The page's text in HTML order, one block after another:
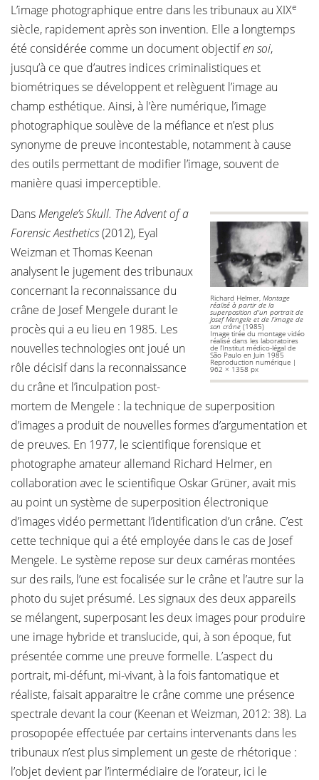
L’image photographique entre dans les tribunaux au XIXe
siècle, rapidement après son invention. Elle a longtemps
été considérée comme un document objectifen soi,
jusqu’à ce que d’autres indices criminalistiques et
biométriques se développent et relèguent l’image au
champ esthétique. Ainsi, à l’ère numérique, l’image
photographique soulève de la méfiance et n’est plus
synonyme de preuve incontestable, notamment à cause
des outils permettant de modifier l’image, souvent de
manière quasi imperceptible.
Richard Helmer,Montage
réalisé à partir de la
superposition d'un portrait de
Josef Mengele et de l'image de
son crâne(1985)
Image tirée du montage vidéo
réalisé dans les laboratoires
de l’Institut médico-légal de
São Paulo en Juin 1985
Reproduction numérique |
962 × 1358 px
Dans Mengele’s Skull. The Advent of a
Forensic Aesthetics(2012), Eyal
Weizman et Thomas Keenan
analysent le jugement des tribunaux
concernant la reconnaissance du
crâne de Josef Mengele durant le
procès qui a eu lieu en 1985. Les
nouvelles technologies ont joué un
rôle décisif dans la reconnaissance
du crâne et l’inculpation post-
mortem de Mengele : la technique de superposition
d’images a produit de nouvelles formes d’argumentation et
de preuves. En 1977, le scientifique forensique et
photographe amateur allemand Richard Helmer, en
collaboration avec le scientifique Oskar Grüner, avait mis
au point un système de superposition électronique
d’images vidéo permettant l’identification d’un crâne. C’est
cette technique qui a été employée dans le cas de Josef
Mengele. Le système repose sur deux caméras montées
sur des rails, l’une est focalisée sur le crâne et l’autre sur la
photo du sujet présumé. Les signaux des deux appareils
se mélangent, superposant les deux images pour produire
une image hybride et translucide, qui, à son époque, fut
présentée comme une preuve formelle. L’aspect du
portrait, mi-défunt, mi-vivant, à la fois fantomatique et
réaliste, faisait apparaitre le crâne comme une présence
spectrale devant la cour (Keenan et Weizman, 2012: 38). La
prosopopée effectuée par certains intervenants dans les
tribunaux n’est plus simplement un geste de rhétorique :
l’objet devient par l’intermédiaire de l’orateur, ici le